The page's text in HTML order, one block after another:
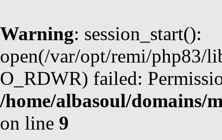
Warning: session_start():
open(/var/opt/remi/php83/
O_RDWR) failed:
/home/albasoul/domains/
on line 9